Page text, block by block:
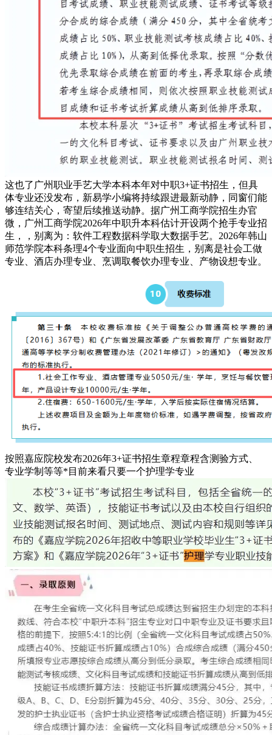
这也了广州职业手艺大学本科本年对中职3+证书招生，但具
体专业还没发布，新易学小编将持续跟进最新动静，同窗们能
够连结关心，寄望后续推送动静。据广州工商学院招生办官
微，广州工商学院2026年中职升本科估计开设两个抢手专业招
生，，别离为：软件工程数据科学取大数据手艺。2026年韩山
师范学院本科条理4个专业面向中职生招生，别离是社会工做
专业、酒店办理专业、烹调取餐饮办理专业、产物设想专业。
按照嘉应院校发布2026年3+证书招生章程章程含测验方式、
专业学制等等*目前来看只要一个护理学专业